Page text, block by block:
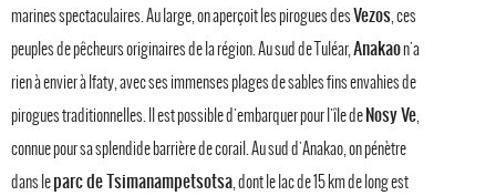
marines spectaculaires. Au large, on aperçoit les pirogues desVezos, ces
peuples de pêcheurs originaires de la région. Au sud de Tuléar,Anakaon'a
rien à envier à Ifaty, avec ses immenses plages de sables fins envahies de
pirogues traditionnelles. Il est possible d'embarquer pour l'île deNosy Ve,
connue pour sa splendide barrière de corail. Au sud d'Anakao, on pénètre
dans leparc de Tsimanampetsotsa, dont le lac de 15 km de long est